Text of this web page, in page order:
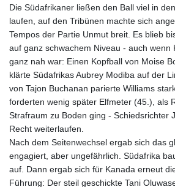
Die Südafrikaner ließen den Ball viel in
laufen, auf den Tribünen machte sich
Tempos der Partie Unmut breit. Es blieb
auf ganz schwachem Niveau - auch wenn
ganz nah war: Einen Kopfball von Moise
klärte Südafrikas Aubrey Modiba auf der
von Tajon Buchanan parierte Williams
forderten wenig später Elfmeter (45.), als
Strafraum zu Boden ging - Schiedsrichter
Recht weiterlaufen.
Nach dem Seitenwechsel ergab sich das
engagiert, aber ungefährlich. Südafrika
auf. Dann ergab sich für Kanada erneut
Führung: Der steil geschickte Tani